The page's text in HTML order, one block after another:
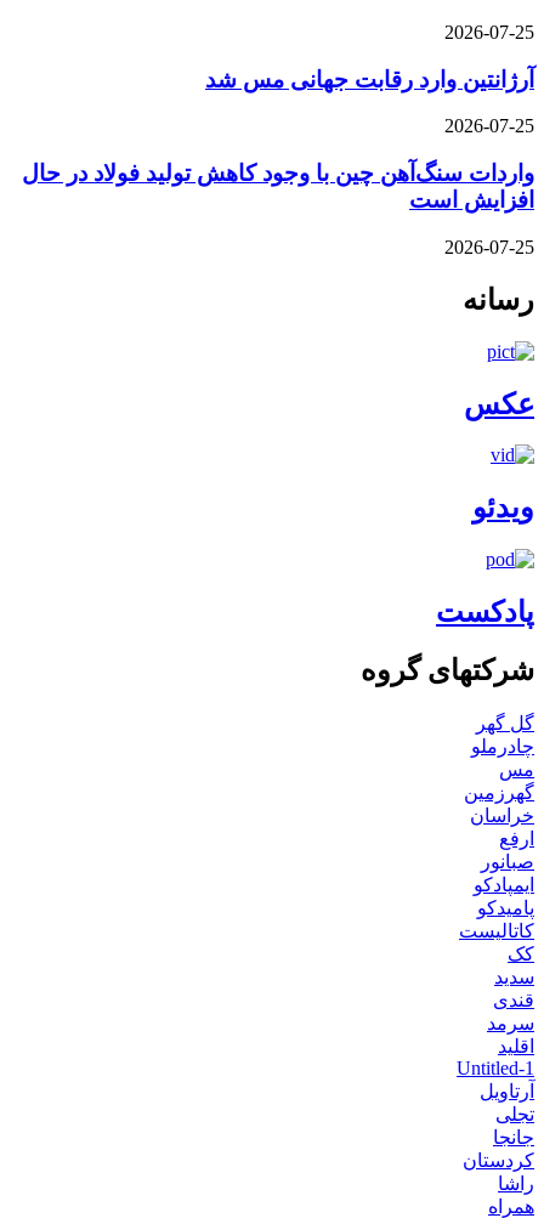
2026-07-25
آرژانتین وارد رقابت جهانی مس شد
2026-07-25
واردات سنگ‌آهن چین با وجود کاهش تولید فولاد در حال
افزایش است
2026-07-25
رسانه
عکس
ویدئو
پادکست
شرکتهای گروه
گل گهر
چادرملو
مس
گهرزمین
خراسان
ارفع
صبانور
ایمپادکو
پامیدکو
کاتالیست
کک
سدید
قندی
سرمد
اقلید
Untitled-1
آرتاویل
تجلی
جانجا
کردستان
راشا
همراه